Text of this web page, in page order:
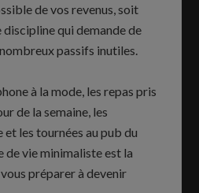
de vos revenus, soit
discipline qui demande de
passifs inutiles.
à la mode, les repas pris
de la semaine, les
les tournées au pub du
de vie minimaliste est la
préparer à devenir